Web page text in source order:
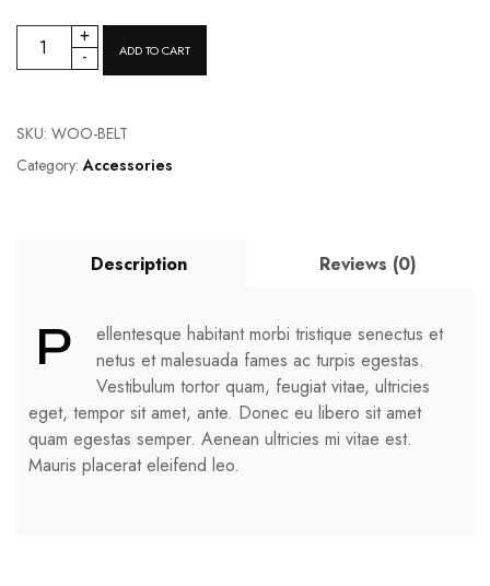
-
+
ADD TO CART
SKU: WOO-BELT
Category:Accessories
Description Reviews (0)
P
ellentesque habitant morbi tristique senectus et
netus et malesuada fames ac turpis egestas.
Vestibulum tortor quam, feugiat vitae, ultricies
eget, tempor sit amet, ante. Donec eu libero sit amet
quam egestas semper. Aenean ultricies mi vitae est.
Mauris placerat eleifend leo.